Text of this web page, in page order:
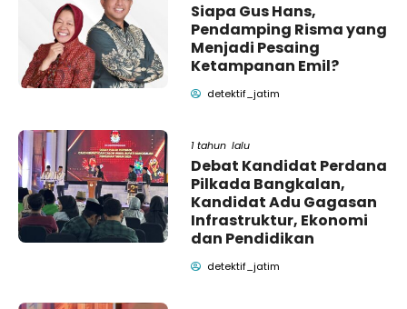
Siapa Gus Hans,
Pendamping Risma yang
Menjadi Pesaing
Ketampanan Emil?
detektif_jatim
1 tahun lalu
Debat Kandidat Perdana
Pilkada Bangkalan,
Kandidat Adu Gagasan
Infrastruktur, Ekonomi
dan Pendidikan
detektif_jatim